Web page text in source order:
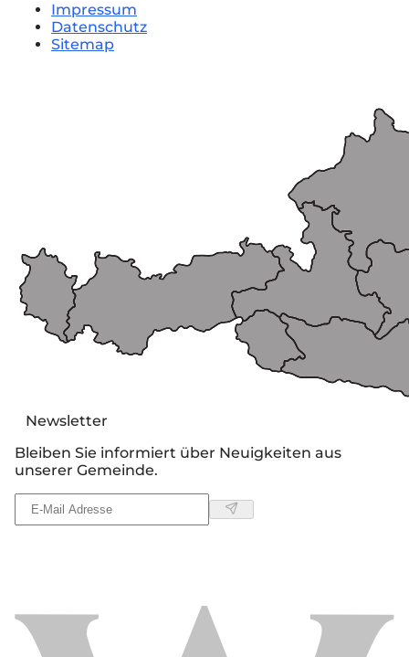
Impressum
Datenschutz
Sitemap
Newsletter
Bleiben Sie informiert über Neuigkeiten aus
unserer Gemeinde.